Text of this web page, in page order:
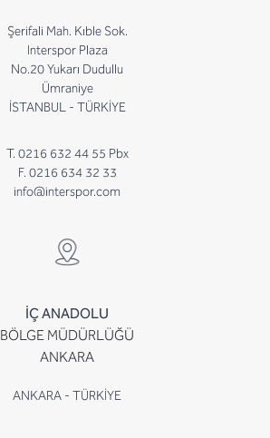
Şerifali Mah. Kıble Sok.
Interspor Plaza
No.20 Yukarı Dudullu
Ümraniye
İSTANBUL - TÜRKİYE
T. 0216 632 44 55 Pbx
F. 0216 634 32 33
info@interspor.com
İÇ ANADOLU
BÖLGE MÜDÜRLÜĞÜ
ANKARA
ANKARA - TÜRKİYE